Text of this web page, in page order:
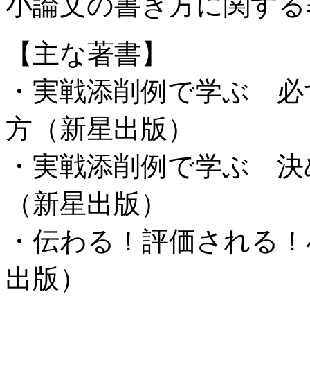
【主な著書】
・実戦添削例で学ぶ
方（新星出版）
・実戦添削例で学ぶ
（新星出版）
・伝わる！評価される
出版）